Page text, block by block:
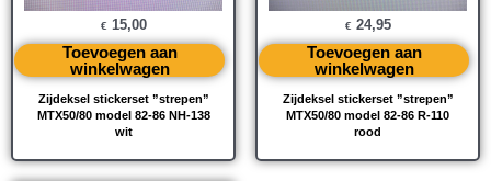
Zijdeksel stickerset ”strepen”
MTX50/80 model 82-86 NH-138
wit
€ 15,00
Toevoegen aan
winkelwagen
Zijdeksel stickerset ”strepen”
MTX50/80 model 82-86 R-110
rood
€ 24,95
Toevoegen aan
winkelwagen